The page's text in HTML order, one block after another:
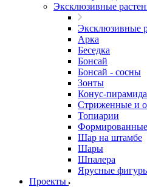
Эксклюзивные
Эксклюзивные
Арка
Беседка
Бонсай
Бонсай - сосны
Зонты
Конус-
Стриженные и
Топиарии
Формированные
Шар на штамбе
Шары
Шпалера
Ярусные
Проекты